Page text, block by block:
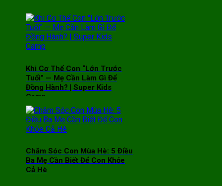
Khi Cơ Thể Con “Lớn Trước
Tuổi” — Mẹ Cần Làm Gì Để
Đồng Hành? | Super Kids
Camp
Chăm Sóc Con Mùa Hè: 5 Điều
Ba Mẹ Cần Biết Để Con Khỏe
Cả Hè